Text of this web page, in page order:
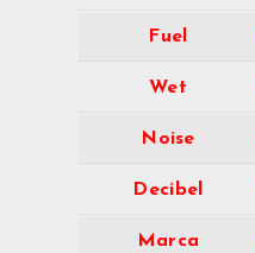
Fuel
Wet
Noise
Decibel
Marca